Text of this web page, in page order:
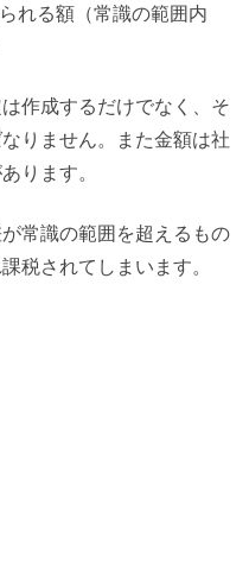
れる額（常識の範囲内
作成するだけでなく、そ
りません。また金額は社
ります。
常識の範囲を超えるもの
税されてしまいます。